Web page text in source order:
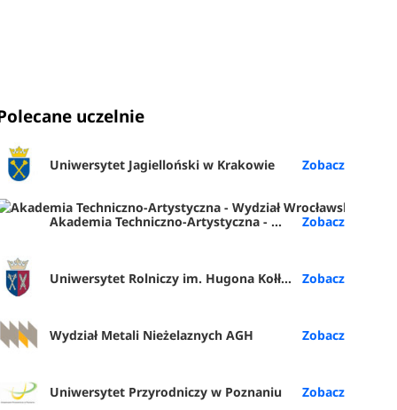
uczelnie
Uniwersytet Jagielloński w Krakowie
Akademia Techniczno-Artystyczna - Wydział Wrocławska Akademia Biznesu (ATA Wrocław)
Uniwersytet Rolniczy im. Hugona Kołłątaja w Krakowie
Wydział Metali Nieżelaznych AGH
Uniwersytet Przyrodniczy w Poznaniu